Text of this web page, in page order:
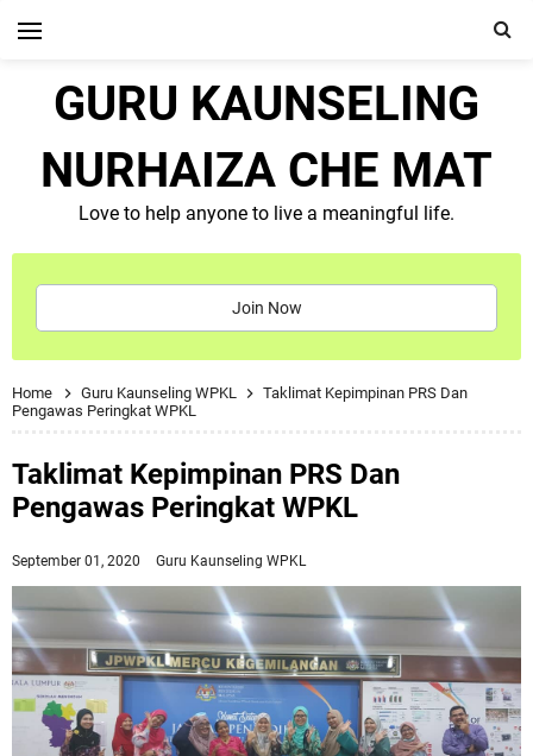
GURU KAUNSELING
NURHAIZA CHE MAT
Love to help anyone to live a meaningful life.
Join Now
Home Guru Kaunseling WPKL
Taklimat Kepimpinan PRS Dan
Pengawas Peringkat WPKL
Taklimat Kepimpinan PRS Dan
Pengawas Peringkat WPKL
September 01, 2020 Guru Kaunseling WPKL